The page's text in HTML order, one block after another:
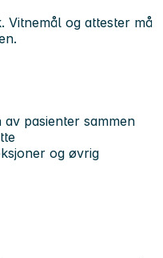
Vitnemål og attester må
pasienter sammen
og øvrig